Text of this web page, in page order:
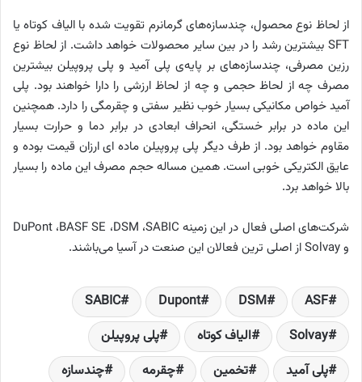
از لحاظ نوع محصول، چندسازه‌های گرمانرم تقویت شده با الیاف کوتاه یا
SFT بیشترین رشد را در بین سایر محصولات خواهد داشت. از لحاظ نوع
رزین مصرفی، چندسازه‌های بر پایه‌ی پلی آمید و پلی پروپیلن بیشترین
مصرف چه از لحاظ حجمی و چه از لحاظ ارزشی را دارا خواهند بود. پلی
آمید خواص مکانیکی بسیار خوب نظیر سفتی و چقرمگی را دارد. همچنین
این ماده در برابر خستگی، انحراف ابعادی در برابر دما و حرارت بسیار
مقاوم خواهد بود. از طرف دیگر پلی پروپیلن ماده ای ارزان قیمت بوده و
عایق الکتریکی خوبی است. همین مساله حجم مصرف این ماده را بسیار
بالا خواهد برد.
شرکت‌های اصلی فعال در این زمینه SABIC، DSM، BASF SE، DuPont
وSolvayاز اصلی ترین فعالان این صنعت در آسیا می‌باشند.
ASF
DSM
Dupont
SABIC
Solvay
الیاف کوتاه
پلی پروپیلن
پلی­ آمید
تخمین چقرمه
چندسازه